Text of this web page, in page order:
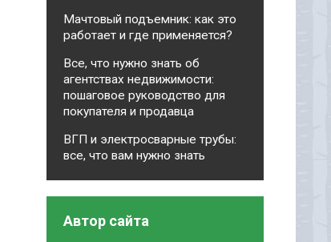
Мачтовый подъемник: как это
работает и где применяется?
Все, что нужно знать об
агентствах недвижимости:
пошаговое руководство для
покупателя и продавца
ВГП и электросварные трубы:
все, что вам нужно знать
Автор сайта